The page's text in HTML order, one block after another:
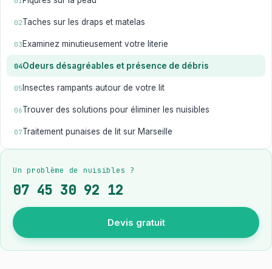
02Taches sur les draps et matelas
03 Examinez minutieusement votre literie
04Odeurs désagréables et présence de débris
05 Insectes rampants autour de votre lit
06Trouver des solutions pour éliminer les nuisibles
07Traitement punaises de lit sur Marseille
Un problème de nuisibles ?
07 45 30 92 12
Devis gratuit